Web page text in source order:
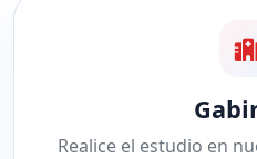
Realice el estudio en